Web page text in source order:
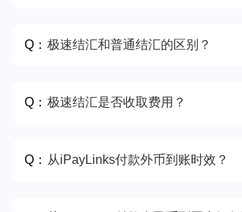
Q： 极速结汇和普通结汇的区别？
Q： 极速结汇是否收取费用？
Q： 从iPayLinks付款外币到账时效？